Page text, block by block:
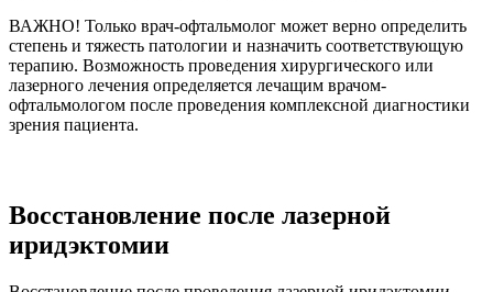
ВАЖНО! Только врач-офтальмолог может верно определить
степень и тяжесть патологии и назначить соответствующую
терапию. Возможность проведения хирургического или
лазерного лечения определяется лечащим врачом-
офтальмологом после проведения комплексной диагностики
зрения пациента.
Восстановление после лазерной
иридэктомии